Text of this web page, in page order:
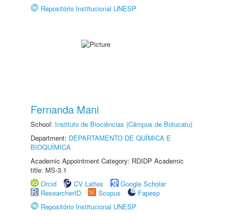
Repositório Institucional UNESP
Fernanda Mani
School: Instituto de Biociências (Câmpus de Botucatu)
Department: DEPARTAMENTO DE QUÍMICA E
BIOQUÍMICA
Academic Appointment Category: RDIDP Academic
title: MS-3.1
Orcid
CV Lattes
Google Scholar
ResearcherID
Scopus
Fapesp
Repositório Institucional UNESP